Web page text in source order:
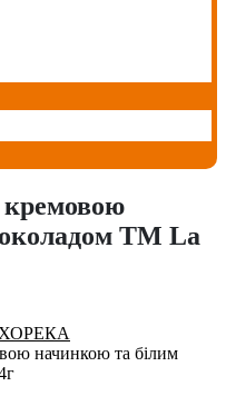
ТМ La
ХОРЕКА
начинкою та білим